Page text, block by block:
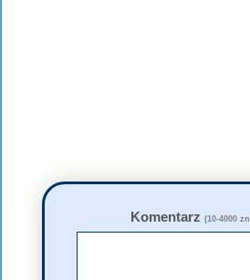
Komentarz (10-4000